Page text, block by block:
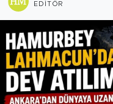
EDITÖR